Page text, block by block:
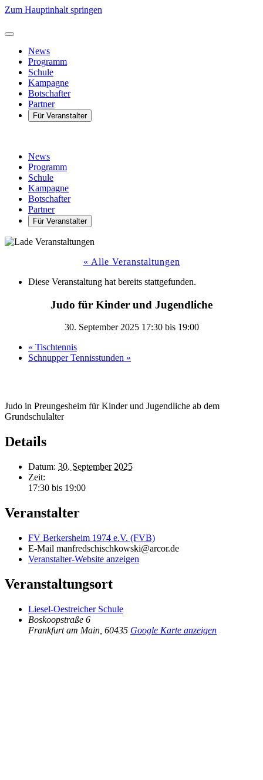
Zum Hauptinhalt springen
News
Programm
Schule
Kampagne
Botschafter
Partner
Für Veranstalter
News
Programm
Schule
Kampagne
Botschafter
Partner
Für Veranstalter
« Alle Veranstaltungen
Diese Veranstaltung hat bereits stattgefunden.
Judo für Kinder und Jugendliche
30. September 2025 17:30bis 19:00
« Tischtennis
Schnupper Tennisstunden »
Judo in Preungesheim für Kinder und Jugendliche ab dem
Grundschulalter
Details
Datum: 30. September 2025
Zeit:
17:30 bis 19:00
Veranstalter
FV Berkersheim 1974 e.V. (FVB)
E-Mail manfredschischkowski@arcor.de
Veranstalter-Website anzeigen
Veranstaltungsort
Liesel-Oestreicher Schule
Boskoopstraße 6
Frankfurt am Main 60435 Google Karte anzeigen